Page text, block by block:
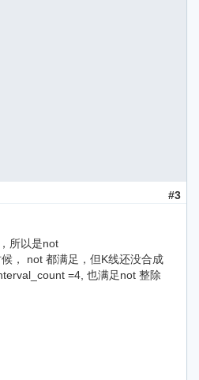
#3
所以是not
， not 都满足，但K线还没合成
=4, 也满足not 整除